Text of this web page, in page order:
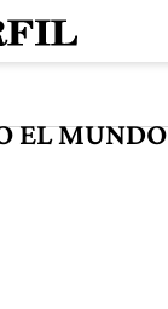
EL MUNDO